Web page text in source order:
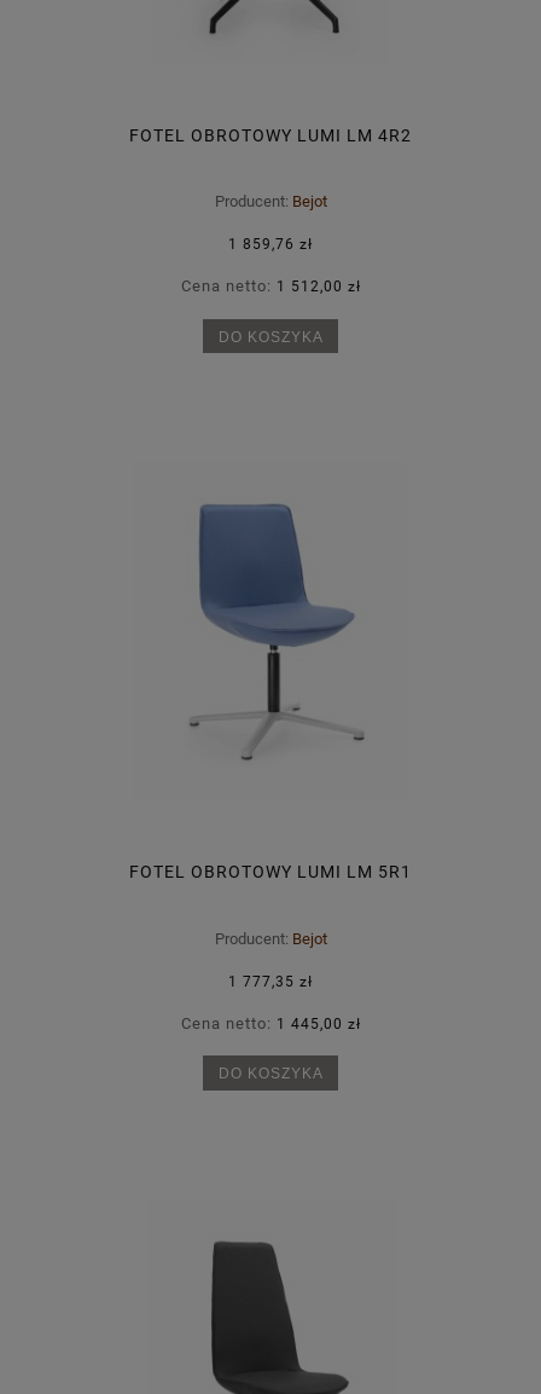
FOTEL OBROTOWY LUMI LM 4R2
Producent: Bejot
1 859,76 zł
Cena netto: 1 512,00 zł
DO KOSZYKA
FOTEL OBROTOWY LUMI LM 5R1
Producent: Bejot
1 777,35 zł
Cena netto: 1 445,00 zł
DO KOSZYKA